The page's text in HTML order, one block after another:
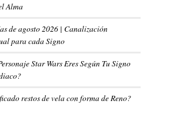
Alma
de agosto 2026 | Canalización
para cada Signo
Star Wars Eres Según Tu Signo
restos de vela con forma de Reno?